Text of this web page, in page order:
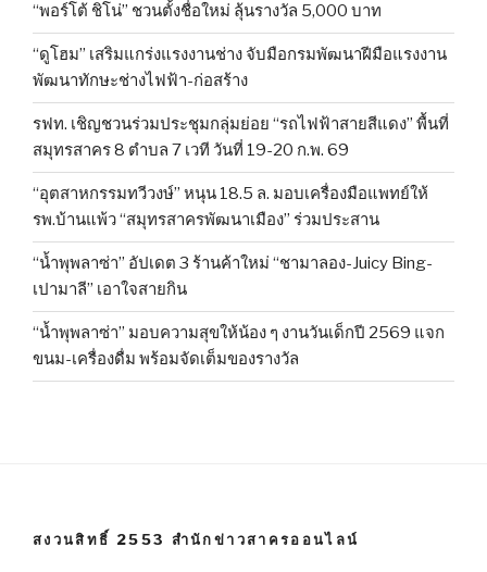
“พอร์โต้ ชิโน่” ชวนตั้งชื่อใหม่ ลุ้นรางวัล 5,000 บาท
“ดูโฮม” เสริมแกร่งแรงงานช่าง จับมือกรมพัฒนาฝีมือแรงงาน
พัฒนาทักษะช่างไฟฟ้า-ก่อสร้าง
รฟท. เชิญชวนร่วมประชุมกลุ่มย่อย “รถไฟฟ้าสายสีแดง” พื้นที่
สมุทรสาคร 8 ตำบล 7 เวที วันที่ 19-20 ก.พ. 69
“อุตสาหกรรมทวีวงษ์” หนุน 18.5 ล. มอบเครื่องมือแพทย์ให้
รพ.บ้านแพ้ว “สมุทรสาครพัฒนาเมือง” ร่วมประสาน
“น้ำพุพลาซ่า” อัปเดต 3 ร้านค้าใหม่ “ชามาลอง-Juicy Bing-
เปามาลี” เอาใจสายกิน
“น้ำพุพลาซ่า” มอบความสุขให้น้อง ๆ งานวันเด็กปี 2569 แจก
ขนม-เครื่องดื่ม พร้อมจัดเต็มของรางวัล
สงวนสิทธิ์ 2553 สำนักข่าวสาครออนไลน์